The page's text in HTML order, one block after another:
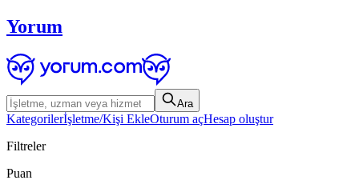
Yorum
Ara
Kategorilerİşletme/Kişi EkleOturum açHesap oluştur
Filtreler
Puan